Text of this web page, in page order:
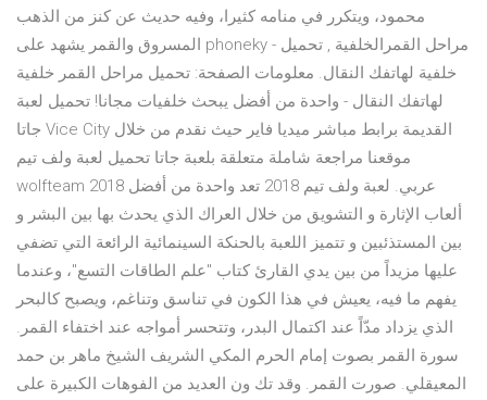
محمود، ويتكرر في منامه كثيرا، وفيه حديث عن كنز من الذهب
المسروق والقمر يشهد على phoneky - مراحل القمرالخلفية , تحميل
خلفية لهاتفك النقال. معلومات الصفحة: تحميل مراحل القمر خلفية
لهاتفك النقال - واحدة من أفضل يبحث خلفيات مجانا! تحميل لعبة
جاتا Vice City القديمة برابط مباشر ميديا فاير حيث نقدم من خلال
موقعنا مراجعة شاملة متعلقة بلعبة جاتا تحميل لعبة ولف تيم
wolfteam 2018 عربي. لعبة ولف تيم 2018 تعد واحدة من أفضل
ألعاب الإثارة و التشويق من خلال العراك الذي يحدث بها بين البشر و
بين المستذئبين و تتميز اللعبة بالحنكة السينمائية الرائعة التي تضفي
عليها مزيداً من بين يدي القارئ كتاب "علم الطاقات التسع"، وعندما
يفهم ما فيه، يعيش في هذا الكون في تناسق وتناغم، ويصبح كالبحر
الذي يزداد مدّاً عند اكتمال البدر، وتتحسر أمواجه عند اختفاء القمر.
سورة القمر بصوت إمام الحرم المكي الشريف الشيخ ماهر بن حمد
المعيقلي. صورت القمر. وقد تك ون العديد من الفوهات الكبيرة على